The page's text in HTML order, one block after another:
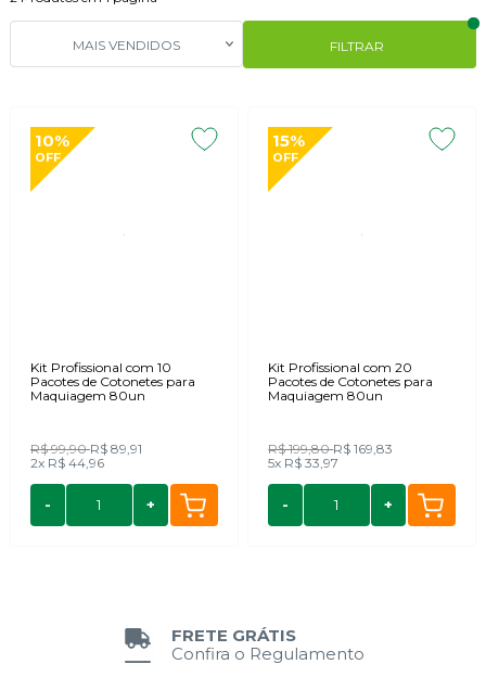
FILTRAR
MAIS VENDIDOS
10%
OFF
Kit Profissional com 10
Pacotes de Cotonetes para
Maquiagem 80un
R$ 99,90R$ 89,91
2x R$ 44,96
- +
15%
OFF
Kit Profissional com 20
Pacotes de Cotonetes para
Maquiagem 80un
R$ 199,80R$ 169,83
5x R$ 33,97
- +
FRETE GRÁTIS
Confira o Regulamento